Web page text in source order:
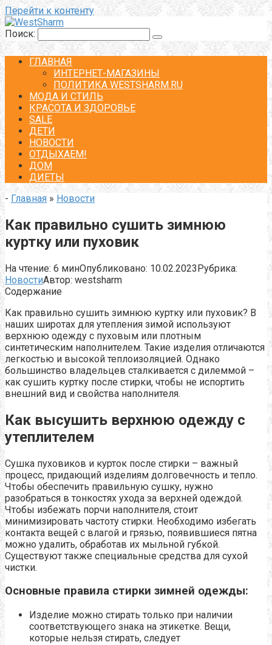
Перейти к контенту
Поиск:
ГЛАВНАЯ
ИНТЕРНЕТ-МАГАЗИНЫ
ПОЛИТИКА WESTSHARM.RU
МОДА И СТИЛЬ
КРАСОТА И ЗДОРОВЬЕ
SALE
ДЕТИ
НОВОСТИ
ОТДЫХАЕМ!
ДОМ
ДИЕТЫ
- Главная » Новости
Как правильно сушить зимнюю
куртку или пуховик
На чтение: 6 минОпубликовано: 10.02.2023Рубрика:
НовостиАвтор: westsharm
Содержание
Как правильно сушить зимнюю куртку или пуховик? В
наших широтах для утепления зимой используют
верхнюю одежду с пуховым или плотным
синтетическим наполнителем. Такие изделия отличаются
легкостью и высокой теплоизоляцией. Однако
большинство владельцев сталкивается с дилеммой –
как сушить куртку после стирки, чтобы не испортить
внешний вид и свойства наполнителя.
Как высушить верхнюю одежду с
утеплителем
Сушка пуховиков и курток после стирки – важный
процесс, придающий изделиям долговечность и тепло.
Чтобы обеспечить правильную сушку, нужно
разобраться в тонкостях ухода за верхней одеждой.
Чтобы избежать порчи наполнителя, стоит
минимизировать частоту стирки. Необходимо избегать
контакта вещей с влагой и грязью, появившиеся пятна
можно удалить, обработав их мыльной губкой.
Существуют также специальные средства для сухой
чистки.
Основные правила стирки зимней одежды:
Изделие можно стирать только при наличии
соответствующего знака на этикетке. Вещи,
которые нельзя стирать, следует